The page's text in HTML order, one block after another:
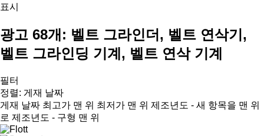
표시
광고 68개: 벨트 그라인더, 벨트 연삭기,
벨트 그라인딩 기계, 벨트 연삭 기계
필터
정렬: 게재 날짜
게재 날짜 최고가 맨 위 최저가 맨 위 제조년도 - 새 항목을 맨 위
로 제조년도 - 구형 맨 위